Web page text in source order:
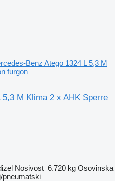
Benz Atego 1324 L 5,3 M
furgon
M Klima 2 x AHK Sperre
Nosivost 6.720 kg Osovinska
pneumatski